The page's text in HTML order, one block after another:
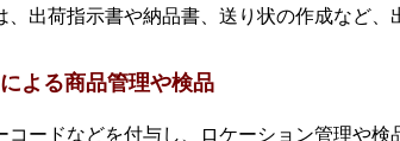
、出荷指示書や納品書、送り状の作成など、
よる商品管理や検品
コードなどを付与し、ロケーション管理や